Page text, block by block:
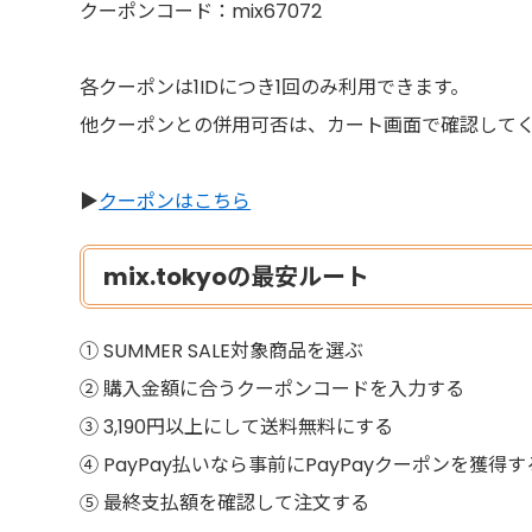
クーポンコード：mix67072
各クーポンは1IDにつき1回のみ利用できます。
他クーポンとの併用可否は、カート画面で確認してく
▶クーポンはこちら
mix.tokyoの最安ルート
① SUMMER SALE対象商品を選ぶ
② 購入金額に合うクーポンコードを入力する
③ 3,190円以上にして送料無料にする
④ PayPay払いなら事前にPayPayクーポンを獲得す
⑤ 最終支払額を確認して注文する